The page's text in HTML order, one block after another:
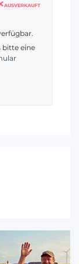
AUSVERKAUFT
bitte eine